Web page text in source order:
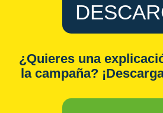
¿Quieres una
la campaña?